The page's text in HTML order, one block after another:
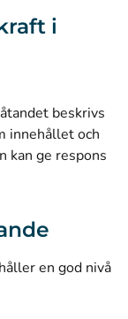
i
beskrivs
innehållet och
kan ge respons
en god nivå